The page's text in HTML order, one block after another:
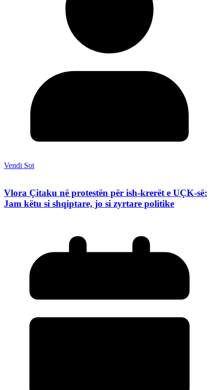
Vendi Sot
Vlora Çitaku në protestën për ish-krerët e UÇK-së:
Jam këtu si shqiptare, jo si zyrtare politike